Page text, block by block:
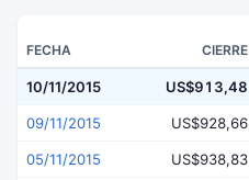
FECHA CIERRE
10/11/2015 US$913,48
09/11/2015 US$928,66
05/11/2015 US$938,83